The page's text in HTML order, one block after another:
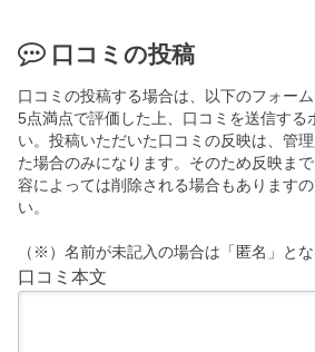
口コミの投稿
口コミの投稿する場合は、以下のフォー
5点満点で評価した上、口コミを送信する
い。投稿いただいた口コミの反映は、管
た場合のみになります。そのため反映ま
容によっては削除される場合もあります
い。
（※）名前が未記入の場合は「匿名」とな
口コミ本文